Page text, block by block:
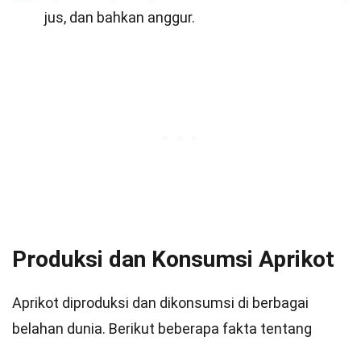
jus, dan bahkan anggur.
Produksi dan Konsumsi Aprikot
Aprikot diproduksi dan dikonsumsi di berbagai
belahan dunia. Berikut beberapa fakta tentang